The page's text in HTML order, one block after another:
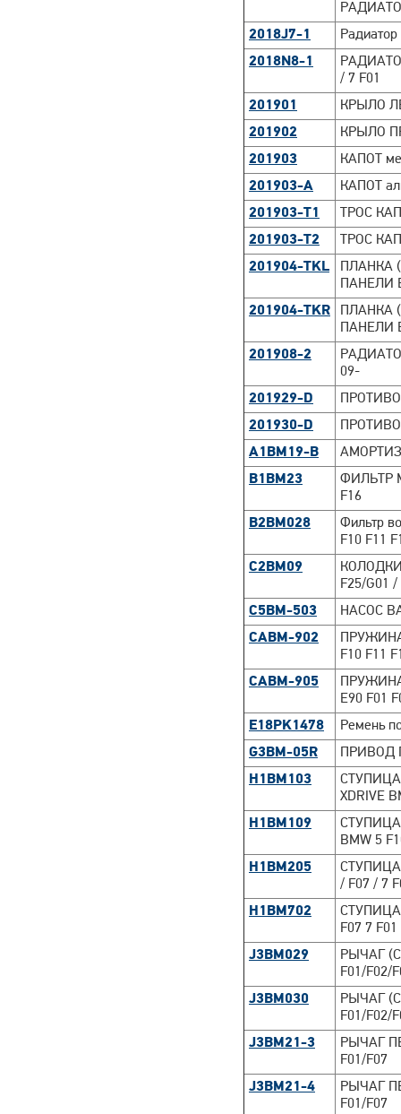
2018J7-1
2018N8-1
/ 7 F01
201901
КРЫЛО
201902
КРЫЛО
201903
КАПОТ
201903-A
КАПОТ
201903-T1
ТРОС
201903-T2
ТРОС
201904-TKL
ПЛАНКА
ПАНЕЛИ
201904-TKR
ПЛАНКА
ПАНЕЛИ
201908-2
09-
201929-D
201930-D
A1BM19-B
B1BM23
ФИЛЬТР
F16
B2BM028
Фильтр
F10 F11
C2BM09
КОЛОДКИ
F25/G01 /
C5BM-503
НАСОС
CABM-902
F10 F11
CABM-905
E90 F01
E18PK1478
Ремень
G3BM-05R
ПРИВОД
H1BM103
XDRIVE
H1BM109
BMW 5
H1BM205
/ F07 / 7
H1BM702
СТУПИЦА
F07 7 F01
J3BM029
РЫЧАГ
F01/F02/
J3BM030
РЫЧАГ
F01/F02/
J3BM21-3
РЫЧАГ
F01/F07
J3BM21-4
РЫЧАГ
F01/F07